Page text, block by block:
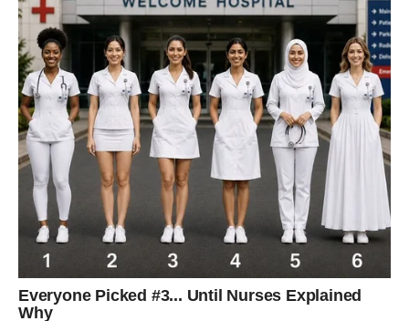
Poruka srca
Ne tražite savršen odgovor, slušajte srce.